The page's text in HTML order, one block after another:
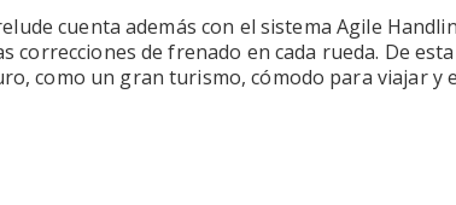
cuenta además con el sistema Agile
correcciones de frenado en cada rueda. De
como un gran turismo, cómodo para viajar y